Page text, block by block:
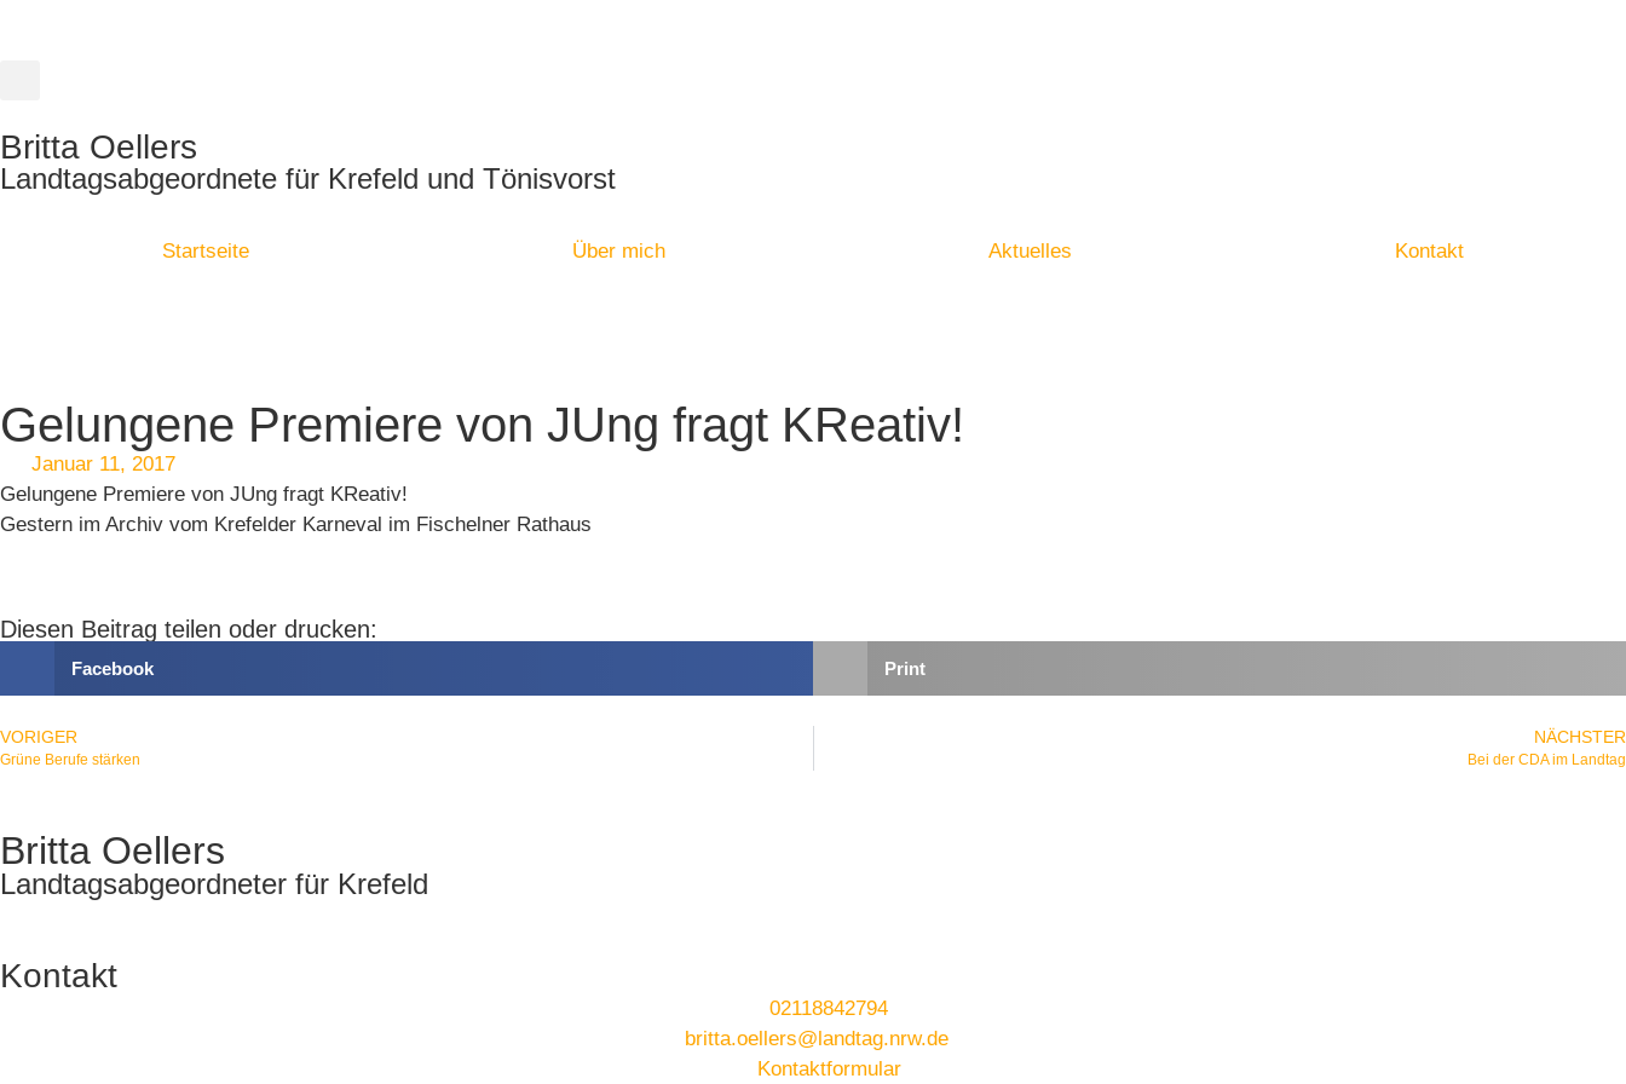
Britta Oellers
Landtagsabgeordnete für Krefeld und Tönisvorst
Startseite Über mich Aktuelles Kontakt
Gelungene Premiere von JUng fragt KReativ!
Januar 11, 2017
Gelungene Premiere von JUng fragt KReativ!
Gestern im Archiv vom Krefelder Karneval im Fischelner Rathaus
Diesen Beitrag teilen oder drucken:
Facebook Print
VORIGER
Grüne Berufe stärken
NÄCHSTER
Bei der CDA im Landtag
Britta Oellers
Landtagsabgeordneter für Krefeld
Kontakt
02118842794
britta.oellers@landtag.nrw.de
Kontaktformular